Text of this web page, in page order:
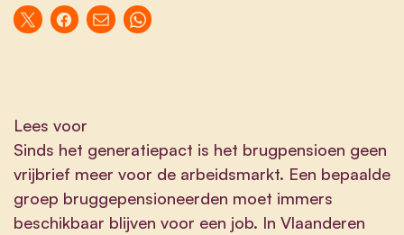
Lees voor
Sinds het generatiepact is het brugpensioen geen
vrijbrief meer voor de arbeidsmarkt. Een bepaalde
groep bruggepensioneerden moet immers
beschikbaar blijven voor een job. In Vlaanderen